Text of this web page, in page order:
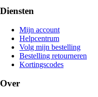
Diensten
Mijn account
Helpcentrum
Volg mijn bestelling
Bestelling retourneren
Kortingscodes
Over